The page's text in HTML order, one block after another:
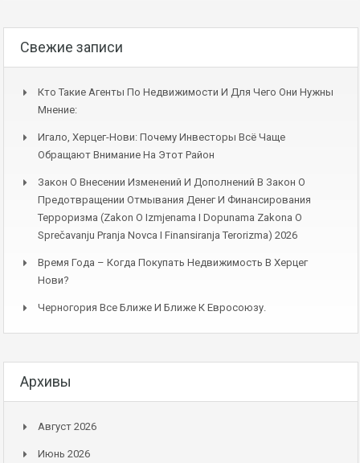
Свежие записи
Кто Такие Агенты По Недвижимости И Для Чего Они Нужны
Мнение:
Игало, Херцег-Нови: Почему Инвесторы Всё Чаще
Обращают Внимание На Этот Район
Закон О Внесении Изменений И Дополнений В Закон О
Предотвращении Отмывания Денег И Финансирования
Терроризма (Zakon O Izmjenama I Dopunama Zakona O
Sprečavanju Pranja Novca I Finansiranja Terorizma) 2026
Время Года – Когда Покупать Недвижимость В Херцег
Нови?
Черногория Все Ближе И Ближе К Евросоюзу.
Архивы
Август 2026
Июнь 2026